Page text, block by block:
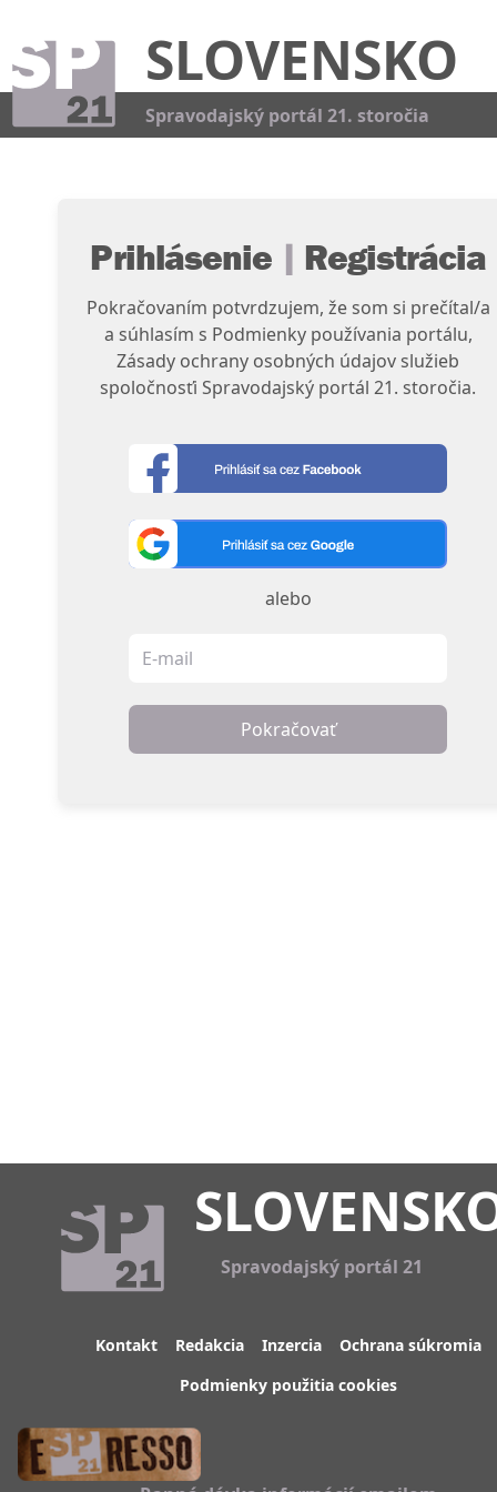
SLOVENSKO
Spravodajský portál 21. storočia
Prihlásenie | Registrácia
Pokračovaním potvrdzujem, že som si prečítal/a
a súhlasím s Podmienky používania portálu,
Zásady ochrany osobných údajov služieb
spoločnosťi Spravodajský portál 21. storočia.
alebo
Pokračovať
Spravodajský portál 21
Kontakt Redakcia Inzercia
Ochrana súkromia
Podmienky použitia cookies